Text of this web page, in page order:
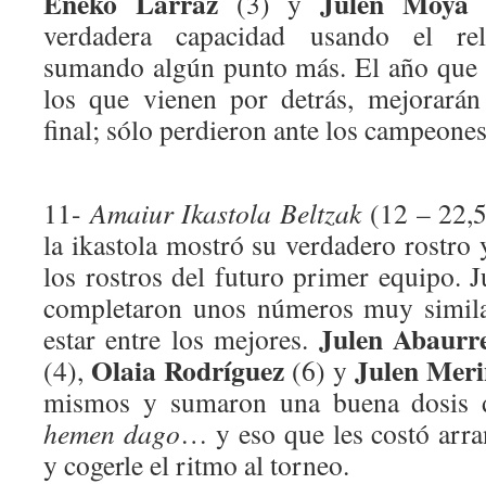
verdadera capacidad usando el
sumando algún punto más. El año
los que vienen por detrás,
final; sólo perdieron ante los
11-Amaiur Ikastola Beltzak(12 –
la ikastola mostró su verdadero rostro
los rostros del futuro primer equipo.
completaron unos números muy
estar entre los mejores. Julen
(4), Olaia Rodríguez (6) y Julen
mismos y sumaron una buena
hemen dago… y eso que les costó
y cogerle el ritmo al torneo.